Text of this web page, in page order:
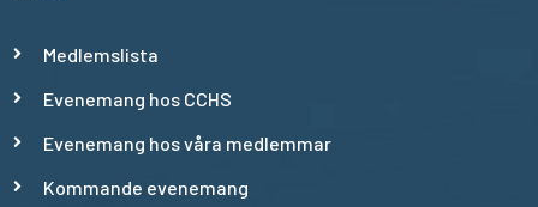
Medlemslista
Evenemang hos CCHS
Evenemang hos våra medlemmar
Kommande evenemang